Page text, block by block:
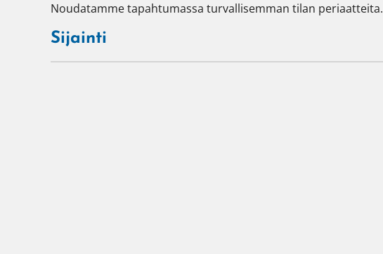
Noudatamme tapahtumassa turvallisemman tilan periaatteita.
Sijainti